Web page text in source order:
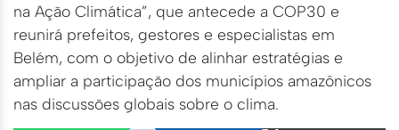
na Ação Climática”, que antecede a COP30 e
reunirá prefeitos, gestores e especialistas em
Belém, com o objetivo de alinhar estratégias e
ampliar a participação dos municípios amazônicos
nas discussões globais sobre o clima.